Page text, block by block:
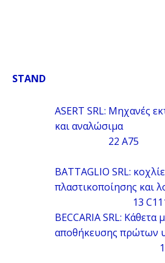
STAND
ASERT SRL: Μηχανές
και
22 A75
BATTAGLIO SRL:
πλαστικοποίησης και
13
BECCARIA SRL: Κάθετα
αποθήκευσης
13